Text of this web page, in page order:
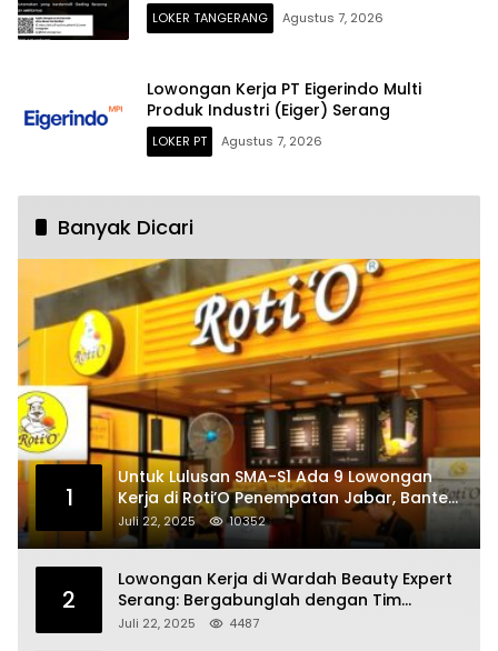
LOKER TANGERANG Agustus 7, 2026
Lowongan Kerja PT Eigerindo Multi
Produk Industri (Eiger) Serang
LOKER PT Agustus 7, 2026
Banyak Dicari
1
Untuk Lulusan SMA-S1 Ada 9 Lowongan
Kerja di Roti’O Penempatan Jabar, Banten
dan Jakarta
Juli 22, 2025 10352
2
Lowongan Kerja di Wardah Beauty Expert
Serang: Bergabunglah dengan Tim
Kecantikan
Juli 22, 2025 4487